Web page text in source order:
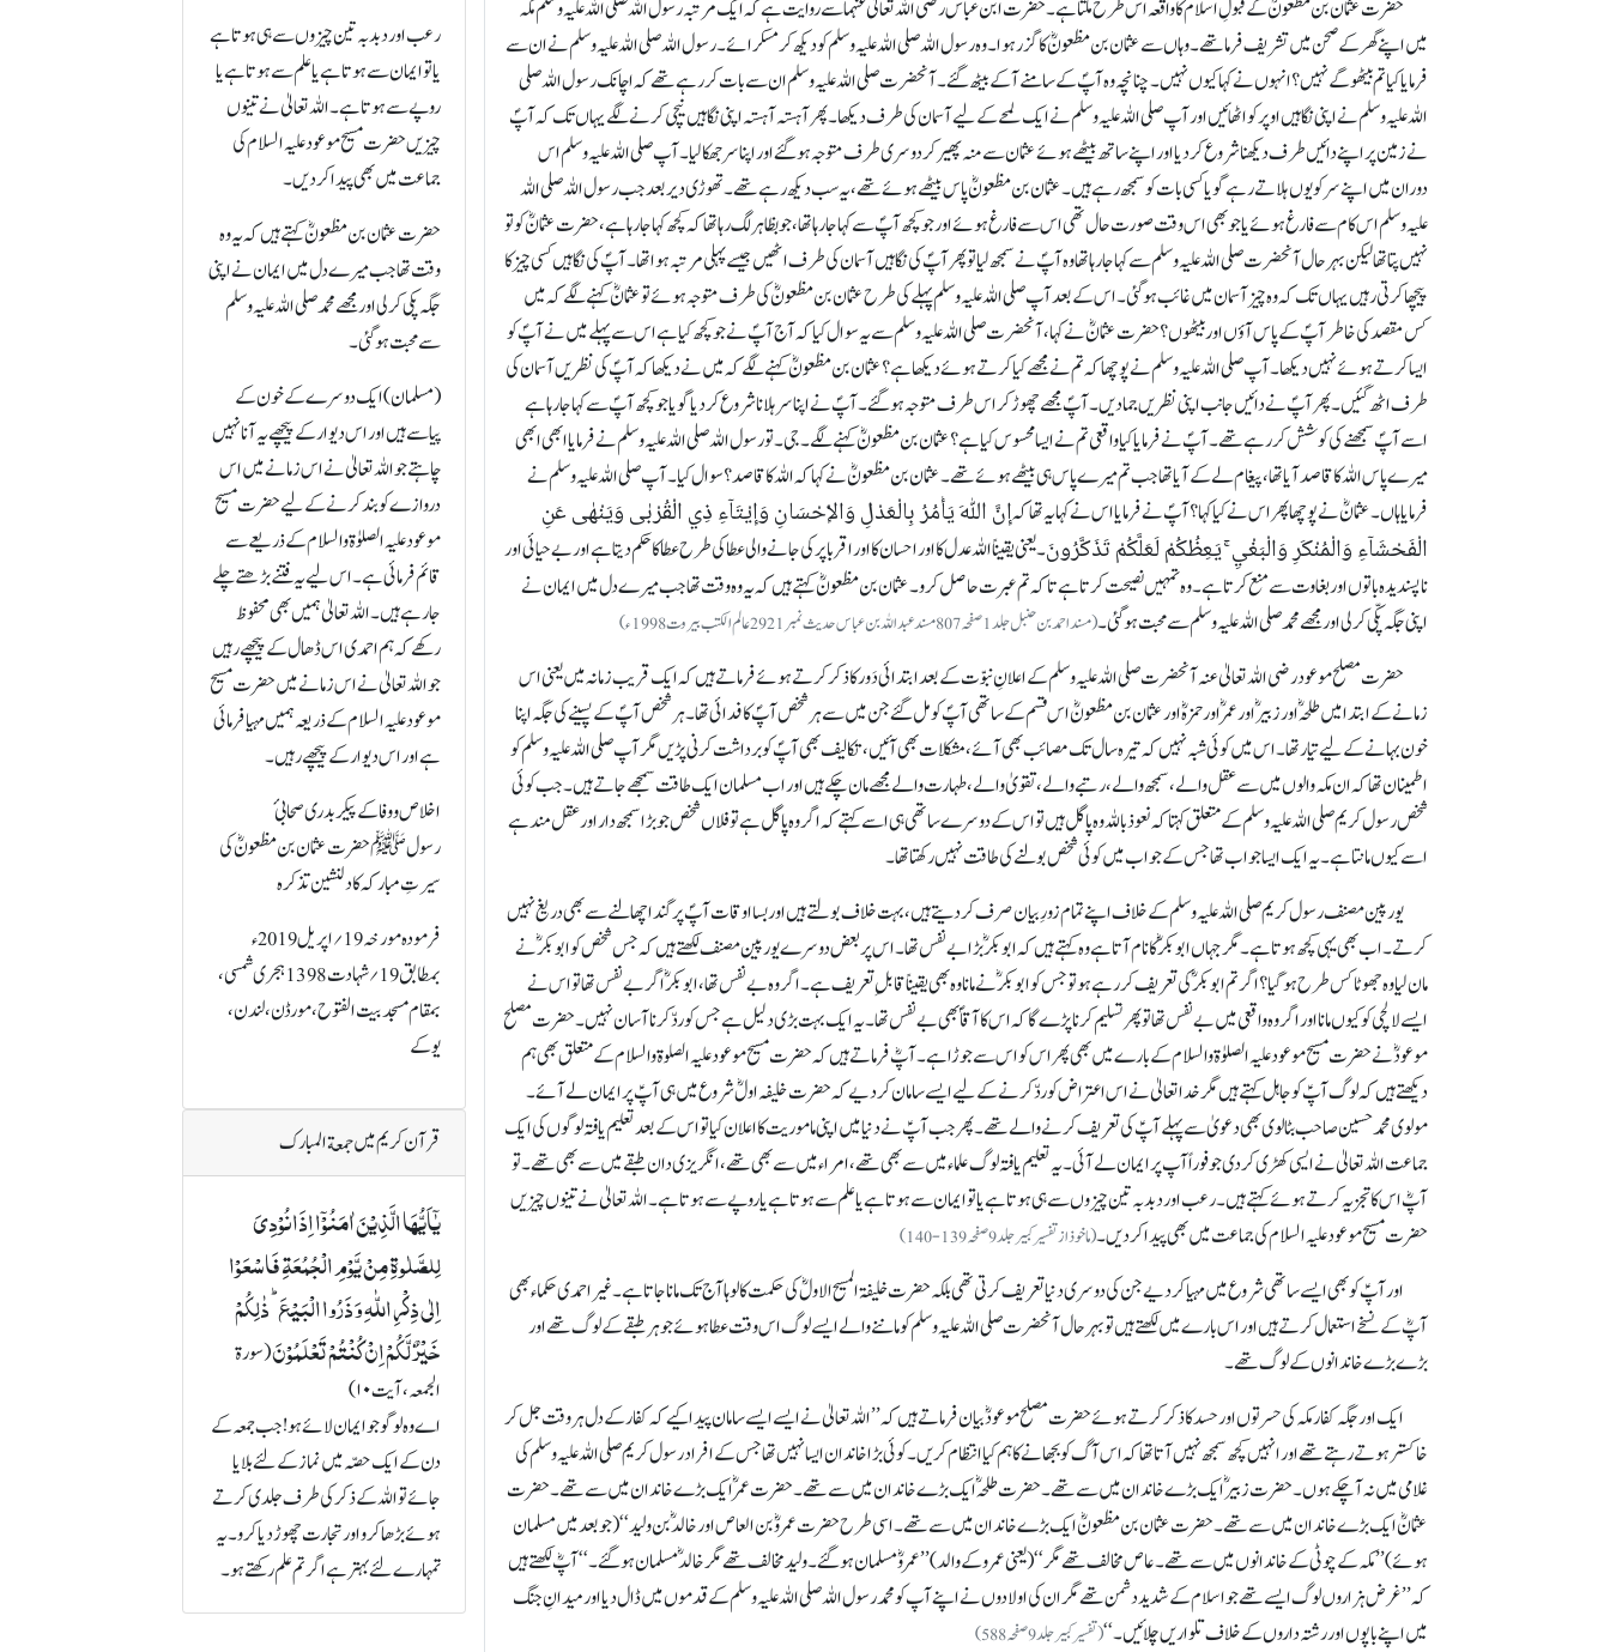
حضرت عثمان بن مظعونؓ کے قبولِ اسلام کا واقعہ اس طرح ملتا ہے۔ حضرت ابن عباس رضی اللہ تعالیٰ عنہما سے روایت ہے کہ ایک مرتبہ رسول اللہ صلی اللہ علیہ وسلم مکہ
میں اپنے گھر کے صحن میں تشریف فرما تھے۔ وہاں سے عثمان بن مظعونؓ کا گزر ہوا۔ وہ رسول اللہ صلی اللہ علیہ وسلم کو دیکھ کر مسکرائے۔ رسول اللہ صلی اللہ علیہ وسلم نے ان سے
فرمایا کیا تم بیٹھو گے نہیں؟ انہوں نے کہا کیوں نہیں۔ چنانچہ وہ آپؐ کے سامنے آ کے بیٹھ گئے۔ آنحضرت صلی اللہ علیہ وسلم ان سے بات کر رہے تھے کہ اچانک رسول اللہ صلی
اللہ علیہ وسلم نے اپنی نگاہیں اوپر کو اٹھائیں اور آپ صلی اللہ علیہ وسلم نے ایک لمحے کے لیے آسمان کی طرف دیکھا۔ پھر آہستہ آہستہ اپنی نگاہیں نیچی کرنے لگے یہاں تک کہ آپؐ
نے زمین پر اپنے دائیں طرف دیکھنا شروع کر دیا اور اپنے ساتھ بیٹھے ہوئے عثمان سے منہ پھیر کر دوسری طرف متوجہ ہو گئے اور اپنا سر جھکا لیا۔ آپ صلی اللہ علیہ وسلم اس
دوران میں اپنے سر کو یوں ہلاتے رہے گویا کسی بات کو سمجھ رہے ہیں۔ عثمان بن مظعونؓ پاس بیٹھے ہوئے تھے، یہ سب دیکھ رہے تھے۔ تھوڑی دیر بعد جب رسول اللہ صلی اللہ
علیہ وسلم اس کام سے فارغ ہوئے یا جو بھی اس وقت صورت حال تھی اس سے فارغ ہوئے اور جو کچھ آپؐ سے کہا جا رہا تھا، جو بظاہر لگ رہا تھا کہ کچھ کہا جا رہا ہے، حضرت عثمانؓ کو تو
نہیں پتا تھا لیکن بہرحال آنحضرت صلی اللہ علیہ وسلم سے کہا جا رہا تھا وہ آپؐ نے سمجھ لیا تو پھر آپؐ کی نگاہیں آسمان کی طرف اٹھیں جیسے پہلی مرتبہ ہوا تھا۔ آپؐ کی نگاہیں کسی چیز کا
پیچھا کرتی رہیں یہاں تک کہ وہ چیز آسمان میں غائب ہو گئی۔ اس کے بعد آپ صلی اللہ علیہ وسلم پہلے کی طرح عثمان بن مظعونؓ کی طرف متوجہ ہوئے تو عثمانؓ کہنے لگے کہ میں
کس مقصد کی خاطر آپؐ کے پاس آؤں اور بیٹھوں؟ حضرت عثمانؓ نے کہا، آنحضرت صلی اللہ علیہ وسلم سے یہ سو ال کیا کہ آج آپؐ نے جو کچھ کیا ہے اس سے پہلے میں نے آپؐ کو
ایسا کرتے ہوئے نہیں دیکھا۔ آپ صلی اللہ علیہ وسلم نے پوچھا کہ تم نے مجھے کیا کرتے ہوئے دیکھا ہے؟ عثمان بن مظعونؓ کہنے لگے کہ میں نے دیکھا کہ آپؐ کی نظریں آسمان کی
طرف اٹھ گئیں۔ پھر آپؐ نے دائیں جانب اپنی نظریں جما دیں۔ آپؐ مجھے چھوڑ کر اس طرف متوجہ ہو گئے۔ آپؐ نے اپنا سر ہلانا شروع کر دیا گویا جو کچھ آپؐ سے کہا جا رہا ہے
اسے آپؐ سمجھنے کی کوشش کر رہے تھے۔ آپؐ نے فرمایا کیا واقعی تم نے ایسا محسوس کیا ہے؟ عثمان بن مظعونؓ کہنے لگے۔ جی۔ تو رسول اللہ صلی اللہ علیہ وسلم نے فرمایا ابھی ابھی
میرے پاس اللہ کا قاصد آیا تھا، پیغام لے کے آیا تھا جب تم میرے پاس ہی بیٹھے ہوئے تھے۔ عثمان بن مظعونؓ نے کہا کہ اللہ کا قاصد؟ سوال کیا۔ آپ صلی اللہ علیہ وسلم نے
فرمایا ہاں۔ عثمانؓ نے پوچھا پھر اس نے کیا کہا؟ آپؐ نے فرمایا اس نے کہا یہ تھا کہإِنَّ اللّٰهَ يَأْمُرُ بِالْعَدْلِ وَالْإِحْسَانِ وَإِيْتَآءِ ذِي الْقُرْبٰى وَيَنْهٰی عَنِ
الْفَحْشَآءِ وَالْمُنْكَرِ وَالْبَغْيِ ۚ يَعِظُكُمْ لَعَلَّكُمْ تَذَكَّرُونَ۔ یعنی یقیناً اللہ عدل کا اور احسان کا اور اقربا پر کی جانے والی عطا کی طرح عطا کا حکم دیتا ہے اور بے حیائی اور
ناپسندیدہ باتوں اور بغاوت سے منع کرتا ہے۔ وہ تمہیں نصیحت کرتا ہے تا کہ تم عبرت حاصل کرو۔ عثمان بن مظعونؓ کہتے ہیں کہ یہ وہ وقت تھا جب میرے دل میں ایمان نے
اپنی جگہ پکّی کر لی اور مجھے محمد صلی اللہ علیہ وسلم سے محبت ہو گئی۔(مسند احمد بن حنبل جلد 1صفحہ 807مسند عبداللہ بن عباس حدیث نمبر2921عالم الکتب بیروت 1998ء)
حضرت مصلح موعود رضی اللہ تعالیٰ عنہ آنحضرت صلی اللہ علیہ وسلم کے اعلانِ نبوّت کے بعد ابتدائی دَور کا ذکر کرتے ہوئے فرماتے ہیں کہ ایک قریب زمانہ میں یعنی اس
زمانے کے ابتدا میں طلحہؓ اور زبیرؓ اور عمرؓ اور حمزہؓ اور عثمان بن مظعونؓ اس قسم کے ساتھی آپؐ کو مل گئے جن میں سے ہر شخص آپؐ کا فدائی تھا۔ ہر شخص آپؐ کے پسینے کی جگہ اپنا
خون بہانے کے لیے تیار تھا۔ اس میں کوئی شبہ نہیں کہ تیرہ سال تک مصائب بھی آئے، مشکلات بھی آئیں، تکالیف بھی آپؐ کو برداشت کرنی پڑیں مگر آپ صلی اللہ علیہ وسلم کو
اطمینان تھا کہ ان مکہ والوں میں سے عقل والے، سمجھ والے، رتبے والے، تقویٰ والے، طہارت والے مجھے مان چکے ہیں اور اب مسلمان ایک طاقت سمجھے جاتے ہیں۔ جب کوئی
شخص رسول کریم صلی اللہ علیہ وسلم کے متعلق کہتا کہ نعوذ باللہ وہ پاگل ہیں تو اس کے دوسرے ساتھی ہی اسے کہتے کہ اگر وہ پاگل ہے تو فلاں شخص جو بڑا سمجھ دار اور عقل مند ہے
اسے کیوں مانتا ہے۔ یہ ایک ایسا جواب تھا جس کے جواب میں کوئی شخص بولنے کی طاقت نہیں رکھتا تھا۔
یورپین مصنف رسول کریم صلی اللہ علیہ وسلم کے خلاف اپنے تمام زورِ بیان صرف کر دیتے ہیں، بہت خلاف بولتے ہیں اور بسا اوقات آپؐ پر گند اچھالنے سے بھی دریغ نہیں
کرتے۔ اب بھی یہی کچھ ہوتا ہے۔ مگر جہاں ابوبکرؓ کا نام آتا ہے وہ کہتے ہیں کہ ابو بکرؓ بڑا بے نفس تھا۔ اس پر بعض دوسرے یورپین مصنف لکھتے ہیں کہ جس شخص کو ابوبکرؓ نے
مان لیا وہ جھوٹا کس طرح ہو گیا؟ اگر تم ابوبکرؓ کی تعریف کر رہے ہو تو جس کو ابوبکرؓ نے مانا وہ بھی یقیناً قابل ِتعریف ہے۔ اگر وہ بے نفس تھا، ابوبکرؓ اگر بے نفس تھا تو اس نے
ایسے لالچی کو کیوں مانا اور اگر وہ واقعی میں بے نفس تھا تو پھر تسلیم کرنا پڑے گا کہ اس کا آقاؐ بھی بے نفس تھا۔ یہ ایک بہت بڑی دلیل ہے جس کو ردّ کرنا آسان نہیں۔ حضرت مصلح
موعودؓ نے حضرت مسیح موعود علیہ الصلوٰۃ والسلام کے بارے میں بھی پھر اس کو اس سے جوڑا ہے۔ آپؓ فرماتے ہیں کہ حضرت مسیح موعود علیہ الصلوۃ والسلام کے متعلق بھی ہم
دیکھتے ہیں کہ لوگ آپؑ کو جاہل کہتے ہیں مگر خدا تعالیٰ نے اس اعتراض کو ردّ کرنے کے لیے ایسے سامان کر دیے کہ حضرت خلیفہ اولؓ شروع میں ہی آپؑ پر ایمان لے آئے۔
مولوی محمد حسین صاحب بٹالوی بھی دعویٰ سے پہلے آپؑ کی تعریف کرنے والے تھے۔ پھر جب آپؑ نے دنیا میں اپنی ماموریت کا اعلان کیا تو اس کے بعد تعلیم یافتہ لوگوں کی ایک
جماعت اللہ تعالیٰ نے ایسی کھڑی کر دی جو فوراً آپ پر ایمان لے آئی۔ یہ تعلیم یافتہ لوگ علماء میں سے بھی تھے، امراء میں سے بھی تھے، انگریزی دان طبقے میں سے بھی تھے۔ تو
آپؓ اس کا تجزیہ کرتے ہوئے کہتے ہیں۔ رعب اور دبدبہ تین چیزوں سے ہی ہوتا ہے یا تو ایمان سے ہوتا ہے یا علم سے ہوتا ہے یا روپے سے ہوتا ہے۔ اللہ تعالیٰ نے تینوں چیزیں
حضرت مسیح موعود علیہ السلام کی جماعت میں بھی پیدا کر دیں۔(ماخوذ از تفسیر کبیر جلد 9 صفحہ 139-140)
اور آپؑ کو بھی ایسے ساتھی شروع میں مہیا کر دیے جن کی دوسری دنیا تعریف کرتی تھی بلکہ حضرت خلیفۃ المسیح الاولؓ کی حکمت کا لوہا آج تک مانا جاتا ہے۔ غیر احمدی حکماء بھی
آپؓ کے نسخے استعمال کرتے ہیں اور اس بارے میں لکھتے ہیں تو بہرحال آنحضرت صلی اللہ علیہ وسلم کو ماننے والے ایسے لوگ اس وقت عطا ہوئے جو ہر طبقے کے لوگ تھے اور
بڑے بڑے خاندانوں کے لوگ تھے۔
ایک اور جگہ کفار مکہ کی حسرتوں اور حسد کا ذکر کرتے ہوئے حضرت مصلح موعودؓ بیان فرماتے ہیں کہ ’’اللہ تعالیٰ نے ایسے ایسے سامان پیدا کیے کہ کفار کے دل ہر وقت جل کر
خاکستر ہوتے رہتے تھے اور انہیں کچھ سمجھ نہیں آتا تھا کہ اس آگ کو بجھانے کا ہم کیا انتظام کریں۔ کوئی بڑا خاندان ایسا نہیں تھا جس کے افراد رسول کریم صلی اللہ علیہ وسلم کی
غلامی میں نہ آ چکے ہوں۔ حضرت زبیرؓ ایک بڑے خاندان میں سے تھے۔ حضرت طلحہؓ ایک بڑے خاندان میں سے تھے۔ حضرت عمرؓ ایک بڑے خاندان میں سے تھے۔ حضرت
عثمانؓ ایک بڑے خاندان میں سے تھے۔ حضرت عثمان بن مظعونؓ ایک بڑے خاندان میں سے تھے۔ اسی طرح حضرت عمروؓ بن العاص اور خالدؓ بن ولید‘‘ (جو بعد میں مسلمان
ہوئے) ’’مکہ کے چوٹی کے خاندانوں میں سے تھے۔ عاص مخالف تھےمگر‘‘ (یعنی عمرو کے والد) ’’عمروؓ مسلمان ہو گئے۔ ولید مخالف تھے مگر خالدؓ مسلمان ہو گئے۔‘‘ آپؓ لکھتے ہیں
کہ ’’غرض ہزاروں لوگ ایسے تھے جو اسلام کے شدید دشمن تھے مگر ان کی اولادوں نے اپنے آپ کو محمد رسول اللہ صلی اللہ علیہ وسلم کے قدموں میں ڈال دیا اور میدانِ جنگ
میں اپنے باپوں اور رشتہ داروں کے خلاف تلواریں چلائیں۔‘‘(تفسیر کبیر جلد 9 صفحہ 588)
رعب اور دبدبہ تین چیزوں سے ہی ہوتا ہے
یا تو ایمان سے ہوتا ہے یا علم سے ہوتا ہے یا
روپے سے ہوتا ہے۔ اللہ تعالیٰ نے تینوں
چیزیں حضرت مسیح موعود علیہ السلام کی
جماعت میں بھی پیدا کر دیں۔
حضرت عثمان بن مظعونؓ کہتے ہیں کہ یہ وہ
وقت تھا جب میرے دل میں ایمان نے اپنی
جگہ پکی کر لی اور مجھے محمد صلی اللہ علیہ وسلم
سے محبت ہو گئی۔
(مسلمان) ایک دوسرے کے خون کے
پیاسے ہیں اور اس دیوار کے پیچھے یہ آنا نہیں
چاہتے جو اللہ تعالیٰ نے اس زمانے میں اس
دروازے کو بند کرنے کے لیے حضرت مسیح
موعود علیہ الصلوٰۃ والسلام کے ذریعے سے
قائم فرمائی ہے۔ اس لیے یہ فتنے بڑھتے چلے
جا رہے ہیں۔ اللہ تعالیٰ ہمیں بھی محفوظ
رکھے کہ ہم احمدی اس ڈھال کے پیچھے رہیں
جو اللہ تعالیٰ نے اس زمانے میں حضرت مسیح
موعود علیہ السلام کے ذریعہ ہمیں مہیا فرمائی
ہے اور اس دیوار کے پیچھے رہیں۔
اخلاص و وفا کے پیکر بدری صحابیٔ
رسولﷺ حضرت عثمان بن مظعونؓ کی
سیرتِ مبارکہ کا دلنشین تذکرہ
فرمودہ مورخہ19؍اپریل 2019ء
بمطابق 19؍شہادت 1398 ہجری شمسی،
بمقام مسجدبیت الفتوح، مورڈن، لندن،
یوکے
قرآن کریم میں جمعة المبارک
یٰۤاَیُّہَا الَّذِیۡنَ اٰمَنُوۡۤا اِذَا نُوۡدِیَ
لِلصَّلٰوۃِ مِنۡ یَّوۡمِ الۡجُمُعَۃِ فَاسۡعَوۡا
اِلٰی ذِکۡرِ اللّٰہِ وَ ذَرُوا الۡبَیۡعَ ؕ ذٰلِکُمۡ
خَیۡرٌ لَّکُمۡ اِنۡ کُنۡتُمۡ تَعۡلَمُوۡنَ(سورة
الجمعہ، آیت ۱۰)
اے وہ لوگو جو ایمان لائے ہو! جب جمعہ کے
دن کے ایک حصّہ میں نماز کے لئے بلایا
جائے تو اللہ کے ذکر کی طرف جلدی کرتے
ہوئے بڑھا کرو اور تجارت چھوڑ دیا کرو۔ یہ
تمہارے لئے بہتر ہے اگر تم علم رکھتے ہو۔